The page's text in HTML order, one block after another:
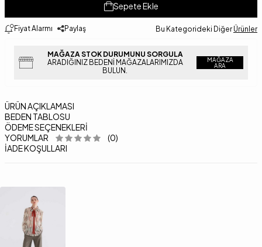
Sepete Ekle
Fiyat Alarmı Paylaş Bu Kategorideki Diğer Ürünler
MAĞAZA STOK DURUMUNU SORGULA
ARADIĞINIZ BEDENI MAĞAZALARIMIZDA
BULUN.
MAĞAZA
ARA
ÜRÜN AÇIKLAMASI
BEDEN TABLOSU
ÖDEME SEÇENEKLERI
YORUMLAR
(0)
İADE KOŞULLARI